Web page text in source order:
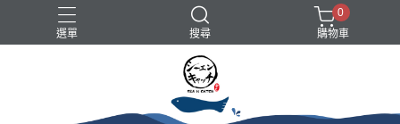
選單 搜尋
中秋烤肉推薦 帶殼類 易牙居港點
0
購物車